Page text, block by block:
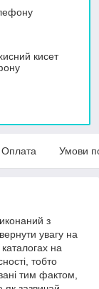
кисет
Оплата Умови
з
увагу на
на
тобто
тим фактом,